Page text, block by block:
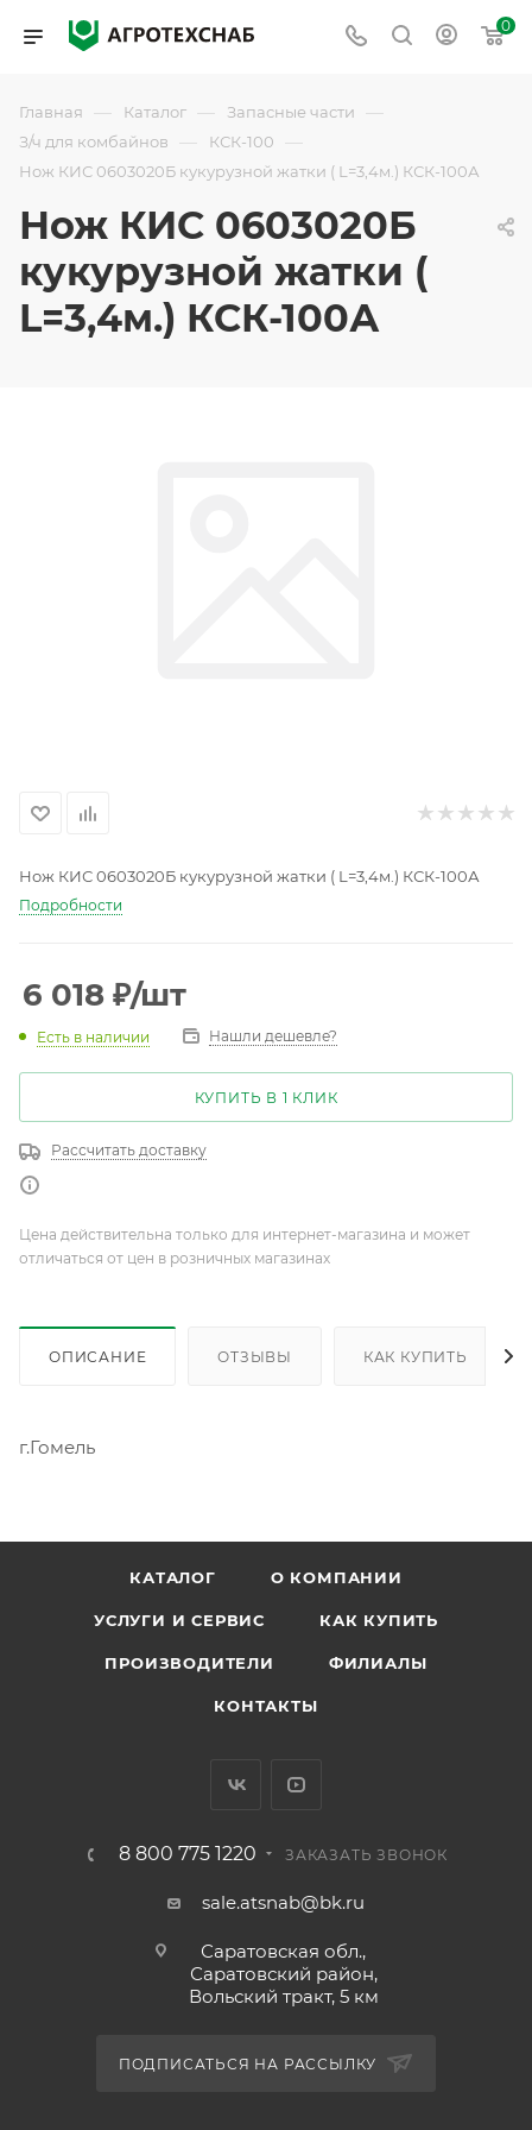
0
Главная — Каталог — Запасные части —
З/ч для комбайнов — КСК-100 —
Нож КИС 0603020Б кукурузной жатки ( L=3,4м.) КСК-100А
Нож КИС 0603020Б
кукурузной жатки (
L=3,4м.) КСК-100А
Нож КИС 0603020Б кукурузной жатки ( L=3,4м.) КСК-100А
Подробности
6 018 ₽/шт
Есть в наличии Нашли дешевле?
КУПИТЬ В 1 КЛИК
Рассчитать доставку
Цена действительна только для интернет-магазина и может
отличаться от цен в розничных магазинах
ОПИСАНИЕ ОТЗЫВЫ КАК КУПИТЬ
г.Гомель
КАТАЛОГ О КОМПАНИИ
УСЛУГИ И СЕРВИС КАК КУПИТЬ
ПРОИЗВОДИТЕЛИ ФИЛИАЛЫ
КОНТАКТЫ
8 800 775 1220 ЗАКАЗАТЬ ЗВОНОК
sale.atsnab@bk.ru
Саратовская обл.,
Саратовский район,
Вольский тракт, 5 км
ПОДПИСАТЬСЯ НА РАССЫЛКУ